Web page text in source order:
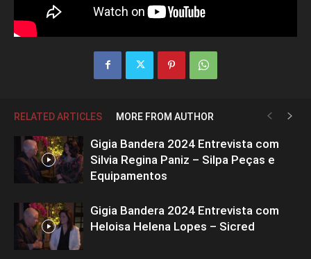
RELATED ARTICLES MORE FROM AUTHOR
Gigia Bandera 2024 Entrevista com
Silvia Regina Paniz – Silpa Peças e
Equipamentos
Gigia Bandera 2024 Entrevista com
Heloisa Helena Lopes – Sicred